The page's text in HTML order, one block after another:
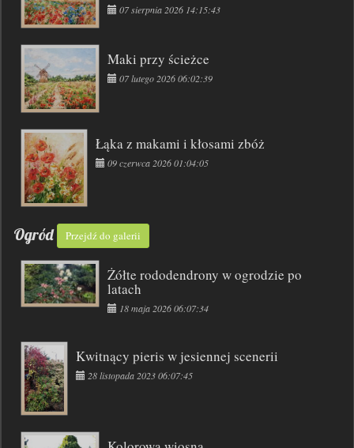
07 sierpnia 2026 14:15:43
Maki przy ścieżce
07 lutego 2026 06:02:39
Łąka z makami i kłosami zbóż
09 czerwca 2026 01:04:05
Ogród Przejdź do galerii
Żółte rododendrony w ogrodzie po
latach
18 maja 2026 06:07:34
Kwitnący pieris w jesiennej scenerii
28 listopada 2023 06:07:45